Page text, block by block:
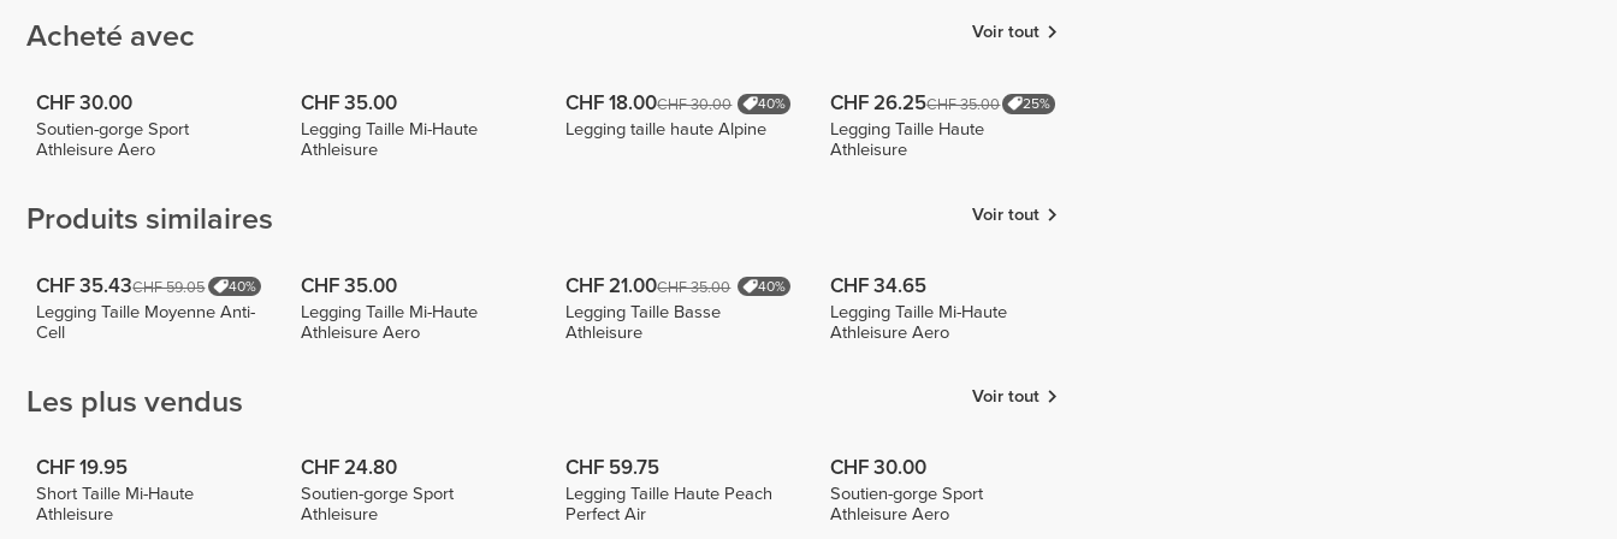
Acheté avec Voir tout
CHF 30.00
Soutien-gorge Sport
Athleisure Aero
CHF 35.00
Legging Taille Mi-Haute
Athleisure
CHF 18.00CHF 30.00 40%
Legging taille haute Alpine
CHF 26.25CHF 35.00 25%
Legging Taille Haute
Athleisure
Produits similaires Voir tout
CHF 35.43CHF 59.05 40%
Legging Taille Moyenne Anti-
Cell
CHF 35.00
Legging Taille Mi-Haute
Athleisure Aero
CHF 21.00CHF 35.00 40%
Legging Taille Basse
Athleisure
CHF 34.65
Legging Taille Mi-Haute
Athleisure Aero
Les plus vendus Voir tout
CHF 19.95
Short Taille Mi-Haute
Athleisure
CHF 24.80
Soutien-gorge Sport
Athleisure
CHF 59.75
Legging Taille Haute Peach
Perfect Air
CHF 30.00
Soutien-gorge Sport
Athleisure Aero